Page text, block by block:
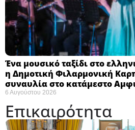
Ένα μουσικό ταξίδι στο
η Δημοτική Φιλαρμονική
συναυλία στο κατάμεστο
6 Αυγούστου 2026
Επικαιρότητα